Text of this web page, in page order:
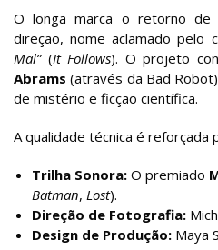
O longa marca o retorno de
direção, nome aclamado pelo
Mal”(It Follows). O projeto
Abrams (através da Bad
de mistério e ficção científica.
A qualidade técnica é reforçada
Trilha Sonora: O premiado
Batman, Lost).
Direção de Fotografia:
Design de Produção: Maya